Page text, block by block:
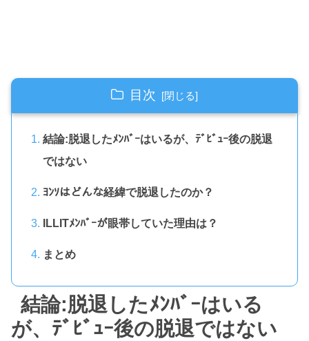
目次
結論:脱退したﾒﾝﾊﾞｰはいるが、ﾃﾞﾋﾞｭｰ後の脱退
ではない
ﾖﾝｿはどんな経緯で脱退したのか？
ILLITﾒﾝﾊﾞｰが眼帯していた理由は？
まとめ
結論:脱退したﾒﾝﾊﾞｰはいる
が、ﾃﾞﾋﾞｭｰ後の脱退ではない